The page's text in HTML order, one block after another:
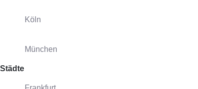
Köln
München
Städte